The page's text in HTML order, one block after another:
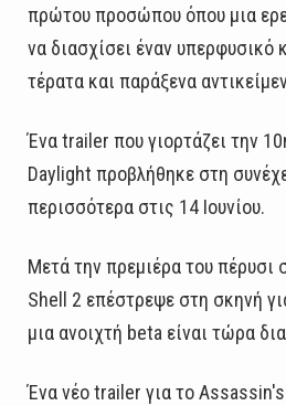
πρώτου προσώπου όπου μια
να διασχίσει έναν υπερφυσικό
τέρατα και παράξενα
Ένα trailer που γιορτάζει την
Daylight προβλήθηκε στη
περισσότερα στις 14 Ιουνίου.
Μετά την πρεμιέρα του πέρυσι
Shell 2 επέστρεψε στη σκηνή
μια ανοιχτή beta είναι τώρα
Ένα νέο trailer για το